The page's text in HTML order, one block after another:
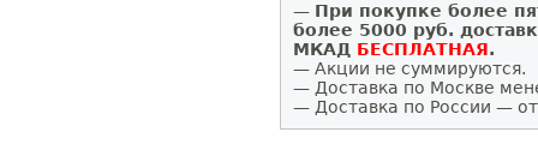
— При покупке более
более 5000 руб.
МКАД БЕСПЛАТНАЯ.
— Акции не суммируются.
— Доставка по Москве
— Доставка по России —